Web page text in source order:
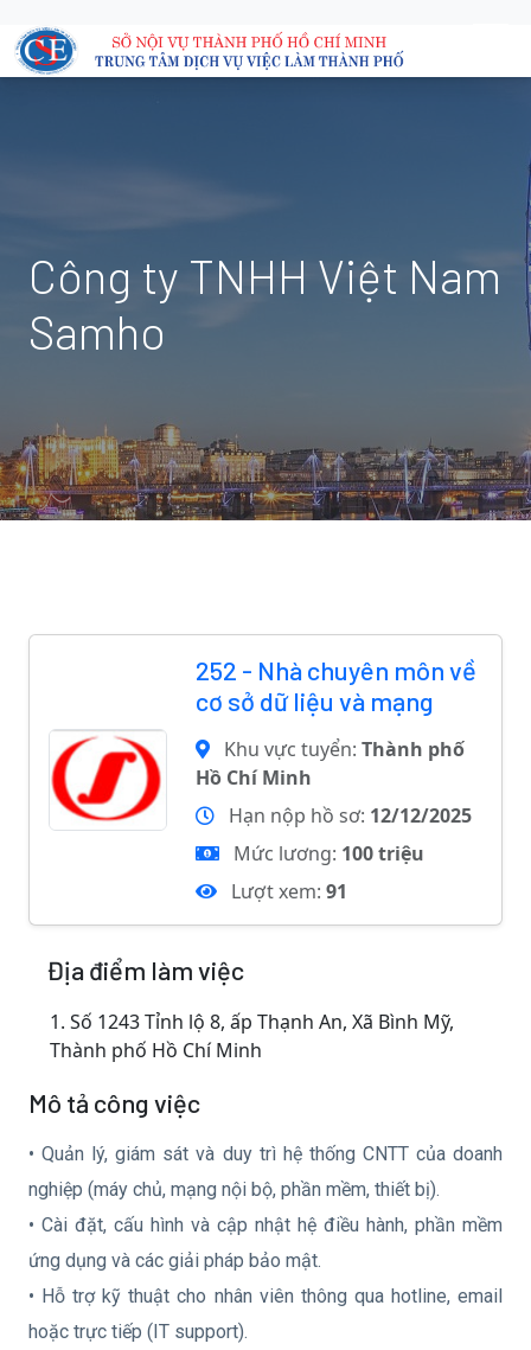
Công ty TNHH Việt Nam
Samho
252 - Nhà chuyên môn về
cơ sở dữ liệu và mạng
Khu vực tuyển: Thành phố
Hồ Chí Minh
Hạn nộp hồ sơ: 12/12/2025
Mức lương: 100 triệu
Lượt xem: 91
Địa điểm làm việc
1. Số 1243 Tỉnh lộ 8, ấp Thạnh An, Xã Bình Mỹ,
Thành phố Hồ Chí Minh
Mô tả công việc
• Quản lý, giám sát và duy trì hệ thống CNTT của doanh
nghiệp (máy chủ, mạng nội bộ, phần mềm, thiết bị).
• Cài đặt, cấu hình và cập nhật hệ điều hành, phần mềm
ứng dụng và các giải pháp bảo mật.
• Hỗ trợ kỹ thuật cho nhân viên thông qua hotline, email
hoặc trực tiếp (IT support).